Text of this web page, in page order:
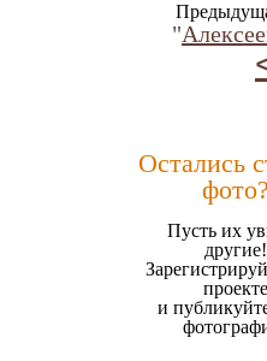
"
Остались
Пусть их
другие!
проекте
и